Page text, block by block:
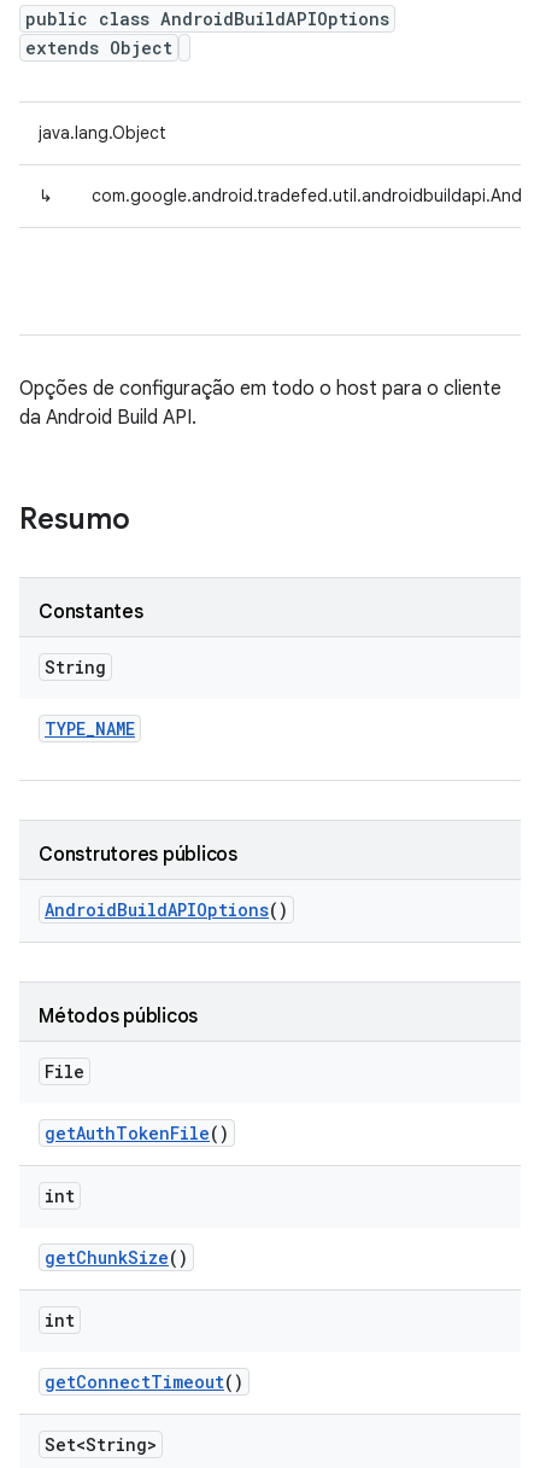
public class AndroidBuildAPIOptions
extends Object
java.lang.Object
↳
Opções de configuração em todo o host para o cliente
da Android Build API.
Resumo
Constantes
String
TYPE_NAME
Construtores públicos
AndroidBuildAPIOptions()
Métodos públicos
File
getAuthTokenFile()
int
getChunkSize()
int
getConnectTimeout()
Set<String>